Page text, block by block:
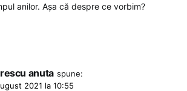
anilor. Așa că despre ce vorbim?
anuta spune:
2021 la 10:55